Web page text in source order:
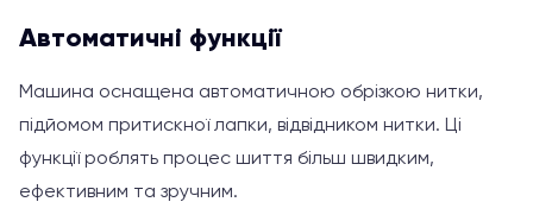
Автоматичні функції
Машина оснащена автоматичною обрізкою нитки,
підйомом притискної лапки, відвідником нитки. Ці
функції роблять процес шиття більш швидким,
ефективним та зручним.